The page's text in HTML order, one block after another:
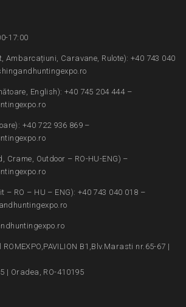
17:00
Ambarcațiuni, Caravane, Rulote): +40 743 040
English): +40 745 204 444 –
+40 722 936 869 –
Crame, Outdoor – RO-HU-ENG) –
– RO – HU – ENG): +40 743 040 018 –
B1,Blv.Marasti nr.65-67 |
| Oradea, RO-410195